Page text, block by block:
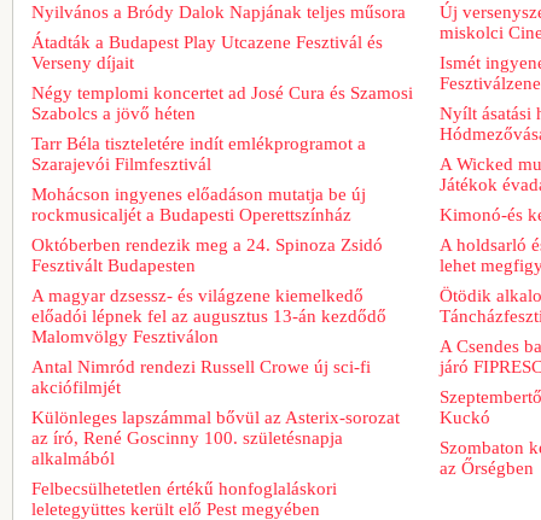
Nyilvános a Bródy Dalok Napjának teljes műsora
Átadták a Budapest Play Utcazene Fesztivál és
Verseny díjait
Négy templomi koncertet ad José Cura és Szamosi
Szabolcs a jövő héten
Tarr Béla tiszteletére indít emlékprogramot a
Szarajevói Filmfesztivál
Mohácson ingyenes előadáson mutatja be új
rockmusicaljét a Budapesti Operettszínház
Októberben rendezik meg a 24. Spinoza Zsidó
Fesztivált Budapesten
A magyar dzsessz- és világzene kiemelkedő
előadói lépnek fel az augusztus 13-án kezdődő
Malomvölgy Fesztiválon
Antal Nimród rendezi Russell Crowe új sci-fi
akciófilmjét
Különleges lapszámmal bővül az Asterix-sorozat
az író, René Goscinny 100. születésnapja
alkalmából
Felbecsülhetetlen értékű honfoglaláskori
leletegyüttes került elő Pest megyében
Új
miskolci
Ismét
Nyílt ásatási
A Wicked
Játékok
Kimonó-és
A holdsarló
lehet
Ötödik
A Csendes
járó
Kuckó
Szombaton
az Őrségben